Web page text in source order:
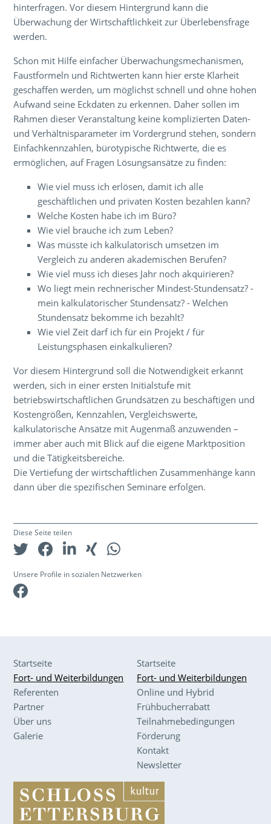
hinterfragen. Vor diesem Hintergrund kann die
Überwachung der Wirtschaftlichkeit zur Überlebensfrage
werden.
Schon mit Hilfe einfacher Überwachungsmechanismen,
Faustformeln und Richtwerten kann hier erste Klarheit
geschaffen werden, um möglichst schnell und ohne hohen
Aufwand seine Eckdaten zu erkennen. Daher sollen im
Rahmen dieser Veranstaltung keine komplizierten Daten-
und Verhältnisparameter im Vordergrund stehen, sondern
Einfachkennzahlen, bürotypische Richtwerte, die es
ermöglichen, auf Fragen Lösungsansätze zu finden:
Wie viel muss ich erlösen, damit ich alle
geschäftlichen und privaten Kosten bezahlen kann?
Welche Kosten habe ich im Büro?
Wie viel brauche ich zum Leben?
Was müsste ich kalkulatorisch umsetzen im
Vergleich zu anderen akademischen Berufen?
Wie viel muss ich dieses Jahr noch akquirieren?
Wo liegt mein rechnerischer Mindest-Stundensatz? -
mein kalkulatorischer Stundensatz? - Welchen
Stundensatz bekomme ich bezahlt?
Wie viel Zeit darf ich für ein Projekt / für
Leistungsphasen einkalkulieren?
Vor diesem Hintergrund soll die Notwendigkeit erkannt
werden, sich in einer ersten Initialstufe mit
betriebswirtschaftlichen Grundsätzen zu beschäftigen und
Kostengrößen, Kennzahlen, Vergleichswerte,
kalkulatorische Ansätze mit Augenmaß anzuwenden –
immer aber auch mit Blick auf die eigene Marktposition
und die Tätigkeitsbereiche.
Die Vertiefung der wirtschaftlichen Zusammenhänge kann
dann über die spezifischen Seminare erfolgen.
Diese Seite teilen
Unsere Profile in sozialen Netzwerken
Startseite
Fort- und Weiterbildungen
Referenten
Partner
Über uns
Galerie
Startseite
Fort- und Weiterbildungen
Online und Hybrid
Frühbucherrabatt
Teilnahmebedingungen
Förderung
Kontakt
Newsletter